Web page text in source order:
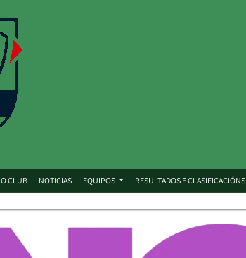
O CLUB NOTICIAS EQUIPOS RESULTADOS E CLASIFICACIÓNS